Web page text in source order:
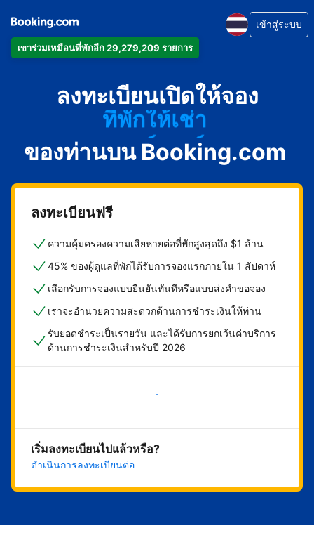
เข้าร่วมเหมือนที่พักอีก 29,279,209 รายการ
เข้าสู่ระบบ
ลงทะเบียนเปิดให้จอง
อพาร์ตเมนต์
โรงแรม
ที่พักให้เช่า
เกสต์เฮาส์
บีแอนด์บี
ของท่านบน Booking.com
ลงทะเบียนฟรี
ความคุ้มครองความเสียหายต่อที่พักสูงสุดถึง $1 ล้าน
45% ของผู้ดูแลที่พักได้รับการจองแรกภายใน 1 สัปดาห์
เลือกรับการจองแบบยืนยันทันทีหรือแบบส่งคำขอจอง
เราจะอำนวยความสะดวกด้านการชำระเงินให้ท่าน
รับยอดชำระเป็นรายวัน และได้รับการยกเว้นค่าบริการ
ด้านการชำระเงินสำหรับปี 2026
เริ่มดำเนินการเลย
เริ่มลงทะเบียนไปแล้วหรือ?
ดำเนินการลงทะเบียนต่อ